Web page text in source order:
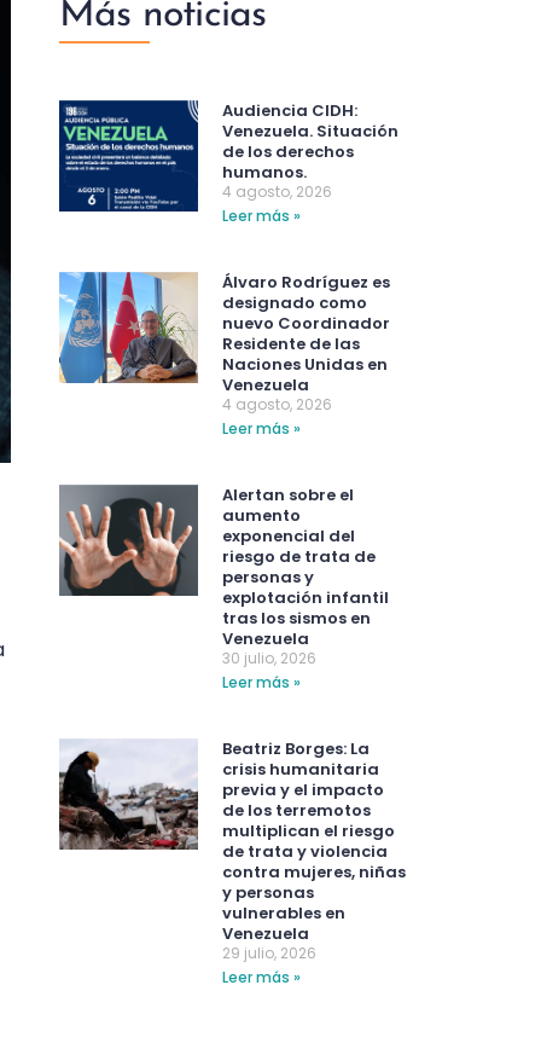
Más noticias
Audiencia CIDH:
Venezuela. Situación
de los derechos
humanos.
4 agosto, 2026
Leer más »
Álvaro Rodríguez es
designado como
nuevo Coordinador
Residente de las
Naciones Unidas en
Venezuela
4 agosto, 2026
Leer más »
Alertan sobre el
aumento
exponencial del
riesgo de trata de
personas y
explotación infantil
tras los sismos en
Venezuela
30 julio, 2026
Leer más »
Beatriz Borges: La
crisis humanitaria
previa y el impacto
de los terremotos
multiplican el riesgo
de trata y violencia
contra mujeres, niñas
y personas
vulnerables en
Venezuela
29 julio, 2026
Leer más »